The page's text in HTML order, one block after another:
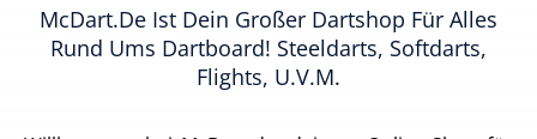
McDart.de Ist Dein Großer Dartshop Für Alles
Rund Ums Dartboard! Steeldarts, Softdarts,
Flights, U.v.m.